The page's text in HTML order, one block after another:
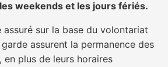
weekends et les jours fériés.
sur la base du volontariat
assurent la permanence des
en plus de leurs horaires